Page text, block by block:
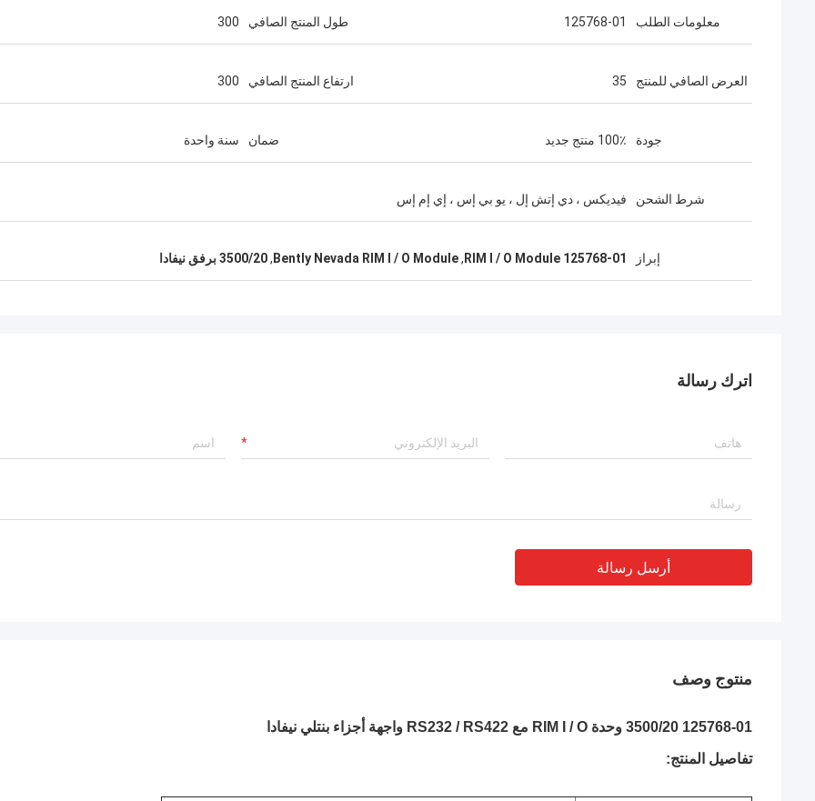
معلومات الطلب 125768-01 طول المنتج الصافي 300
العرض الصافي للمنتج 35 ارتفاع المنتج الصافي 300
جودة 100٪ منتج جديد ضمان سنة واحدة
شرط الشحن فيديكس ، دي إتش إل ، يو بي إس ، إي إم إس
إبراز 125768-01 RIM I / O Module
,
Bently Nevada RIM I / O Module
,3500/20 برفق نيفادا
اترك رسالة
أرسل رسالة
منتوج وصف
125768-01 3500/20 وحدة RIM I / O مع RS232 / RS422 واجهة أجزاء بنتلي نيفادا
تفاصيل المنتج: